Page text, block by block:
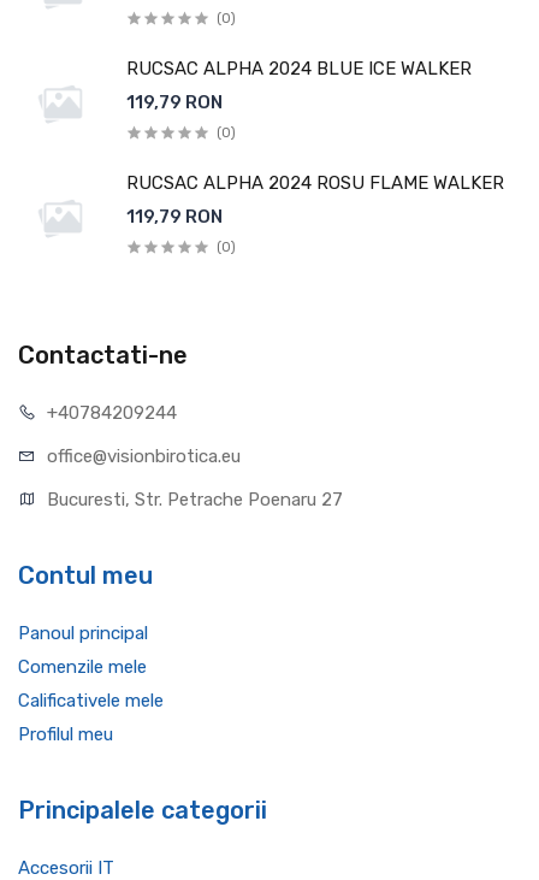
(0)
RUCSAC ALPHA 2024 BLUE ICE WALKER
119,79 RON
(0)
RUCSAC ALPHA 2024 ROSU FLAME WALKER
119,79 RON
(0)
Contactati-ne
+40784209244
office@visionbirotica.eu
Bucuresti, Str. Petrache Poenaru 27
Contul meu
Panoul principal
Comenzile mele
Calificativele mele
Profilul meu
Principalele categorii
Accesorii IT